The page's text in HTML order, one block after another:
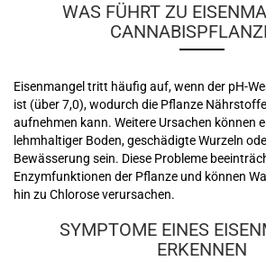
WAS FÜHRT ZU
Eisenmangel tritt häufig auf, wenn der pH-
ist (über 7,0), wodurch die Pflanze
aufnehmen kann. Weitere Ursachen können
lehmhaltiger Boden, geschädigte Wurzeln
Bewässerung sein. Diese Probleme
Enzymfunktionen der Pflanze und können
hin zu Chlorose verursachen.
SYMPTOME EINES
ERKENNEN